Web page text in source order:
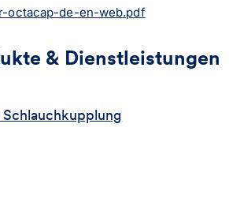
octacap-de-en-web.pdf
& Dienstleistungen